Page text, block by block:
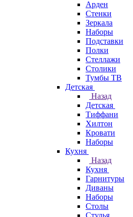
Арден
Стенки
Зеркала
Наборы
Подставки
Полки
Стеллажи
Столики
Тумбы ТВ
Детская
Назад
Детская
Тиффани
Хилтон
Кровати
Наборы
Кухня
Назад
Кухня
Гарнитуры
Диваны
Наборы
Столы
Стулья